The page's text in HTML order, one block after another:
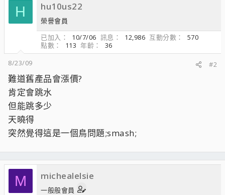
H hu10us22
榮譽會員
已加入
10/7/06 訊息 12,986 互動分數
570
點數
113 年齡
36
8/23/09
#2
難道舊產品會漲價?
肯定會跳水
但能跳多少
天曉得
突然覺得這是一個鳥問題;smash;
M michealelsie
一般般會員